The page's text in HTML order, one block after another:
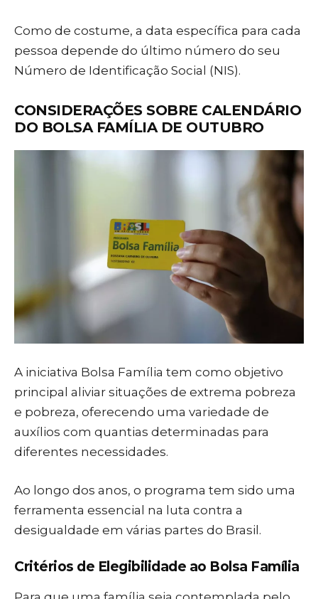
Como de costume, a data específica para cada
pessoa depende do último número do seu
Número de Identificação Social (NIS).
CONSIDERAÇÕES SOBRE CALENDÁRIO
DO BOLSA FAMÍLIA DE OUTUBRO
A iniciativa Bolsa Família tem como objetivo
principal aliviar situações de extrema pobreza
e pobreza, oferecendo uma variedade de
auxílios com quantias determinadas para
diferentes necessidades.
Ao longo dos anos, o programa tem sido uma
ferramenta essencial na luta contra a
desigualdade em várias partes do Brasil.
Critérios de Elegibilidade ao Bolsa Família